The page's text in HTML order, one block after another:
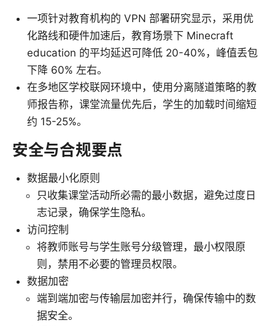
一项针对教育机构的 VPN 部署研究显示，采用优
化路线和硬件加速后，教育场景下 Minecraft
education 的平均延迟可降低 20-40%，峰值丢包
下降 60% 左右。
在多地区学校联网环境中，使用分离隧道策略的教
师报告称，课堂流量优先后，学生的加载时间缩短
约 15-25%。
安全与合规要点
数据最小化原则
只收集课堂活动所必需的最小数据，避免过度日
志记录，确保学生隐私。
访问控制
将教师账号与学生账号分级管理，最小权限原
则，禁用不必要的管理员权限。
数据加密
端到端加密与传输层加密并行，确保传输中的数
据安全。